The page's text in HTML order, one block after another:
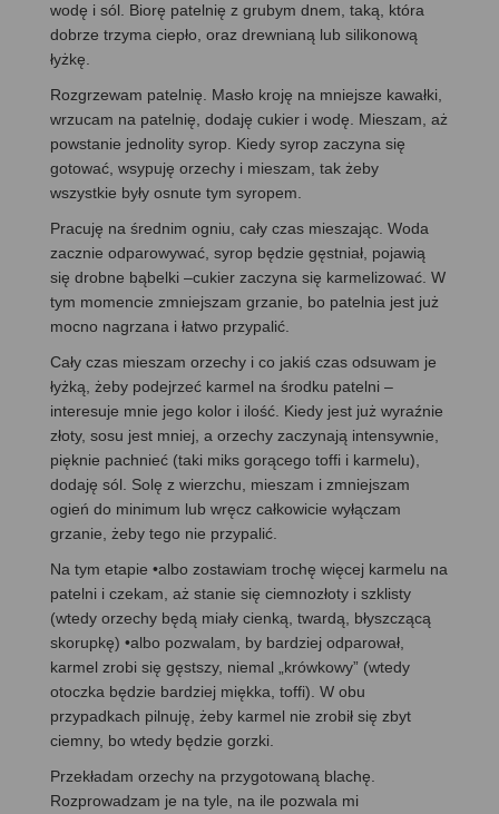
wodę i sól. Biorę patelnię z grubym dnem, taką, która
dobrze trzyma ciepło, oraz drewnianą lub silikonową
łyżkę.
Rozgrzewam patelnię. Masło kroję na mniejsze kawałki,
wrzucam na patelnię, dodaję cukier i wodę. Mieszam, aż
powstanie jednolity syrop. Kiedy syrop zaczyna się
gotować, wsypuję orzechy i mieszam, tak żeby
wszystkie były osnute tym syropem.
Pracuję na średnim ogniu, cały czas mieszając. Woda
zacznie odparowywać, syrop będzie gęstniał, pojawią
się drobne bąbelki –cukier zaczyna się karmelizować. W
tym momencie zmniejszam grzanie, bo patelnia jest już
mocno nagrzana i łatwo przypalić.
Cały czas mieszam orzechy i co jakiś czas odsuwam je
łyżką, żeby podejrzeć karmel na środku patelni –
interesuje mnie jego kolor i ilość. Kiedy jest już wyraźnie
złoty, sosu jest mniej, a orzechy zaczynają intensywnie,
pięknie pachnieć (taki miks gorącego toffi i karmelu),
dodaję sól. Solę z wierzchu, mieszam i zmniejszam
ogień do minimum lub wręcz całkowicie wyłączam
grzanie, żeby tego nie przypalić.
Na tym etapie •albo zostawiam trochę więcej karmelu na
patelni i czekam, aż stanie się ciemnozłoty i szklisty
(wtedy orzechy będą miały cienką, twardą, błyszczącą
skorupkę) •albo pozwalam, by bardziej odparował,
karmel zrobi się gęstszy, niemal „krówkowy” (wtedy
otoczka będzie bardziej miękka, toffi). W obu
przypadkach pilnuję, żeby karmel nie zrobił się zbyt
ciemny, bo wtedy będzie gorzki.
Przekładam orzechy na przygotowaną blachę.
Rozprowadzam je na tyle, na ile pozwala mi